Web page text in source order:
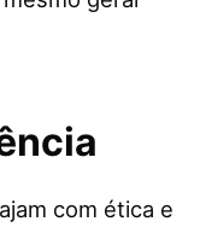
com ética e